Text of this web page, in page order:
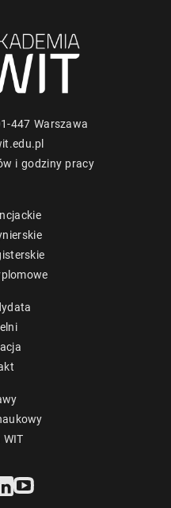
447 Warszawa
i godziny pracy
WIT